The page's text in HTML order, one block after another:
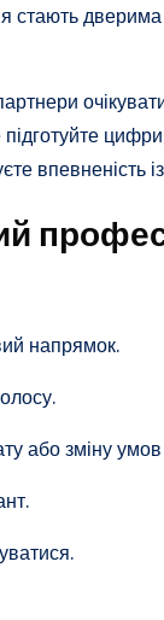
стають
підготуйте
впевненість
напрямок.
або зміну умов